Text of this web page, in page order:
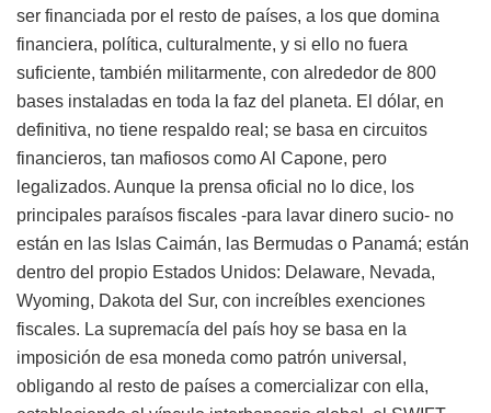
ser financiada por el resto de países, a los que domina
financiera, política, culturalmente, y si ello no fuera
suficiente, también militarmente, con alrededor de 800
bases instaladas en toda la faz del planeta. El dólar, en
definitiva, no tiene respaldo real; se basa en circuitos
financieros, tan mafiosos como Al Capone, pero
legalizados. Aunque la prensa oficial no lo dice, los
principales paraísos fiscales -para lavar dinero sucio- no
están en las Islas Caimán, las Bermudas o Panamá; están
dentro del propio Estados Unidos: Delaware, Nevada,
Wyoming, Dakota del Sur, con increíbles exenciones
fiscales. La supremacía del país hoy se basa en la
imposición de esa moneda como patrón universal,
obligando al resto de países a comercializar con ella,